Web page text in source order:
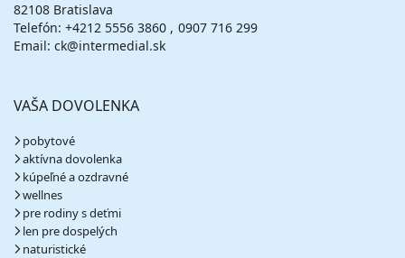
82108 Bratislava
Telefón: +4212 5556 3860
0907 716 299
Email: ck@intermedial.sk
VAŠA DOVOLENKA
pobytové
aktívna dovolenka
kúpeľné a ozdravné
wellnes
pre rodiny s deťmi
len pre dospelých
naturistické